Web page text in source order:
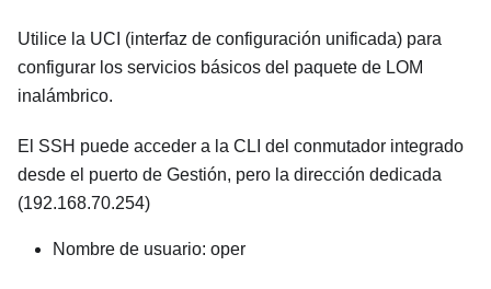
Utilice la UCI (interfaz de configuración unificada) para
configurar los servicios básicos del paquete de LOM
inalámbrico.
El SSH puede acceder a la CLI del conmutador integrado
desde el puerto de Gestión, pero la dirección dedicada
(192.168.70.254)
Nombre de usuario: oper